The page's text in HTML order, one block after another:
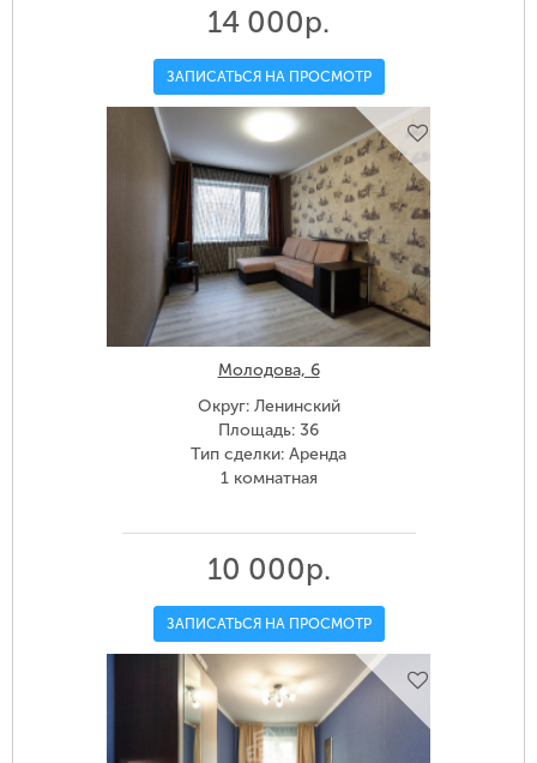
14 000р.
ЗАПИСАТЬСЯ НА ПРОСМОТР
Молодова, 6
Округ: Ленинский
Площадь: 36
Тип сделки: Аренда
1 комнатная
10 000р.
ЗАПИСАТЬСЯ НА ПРОСМОТР